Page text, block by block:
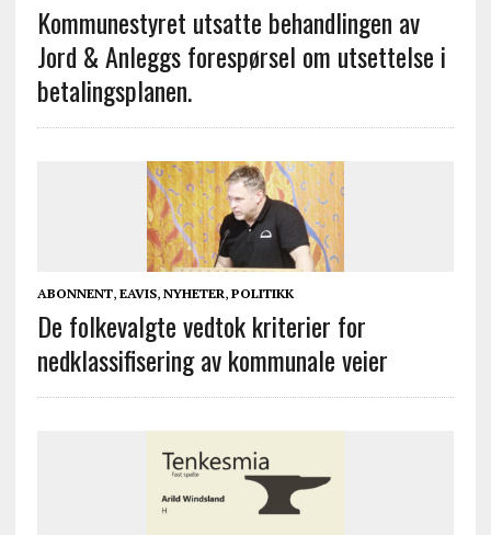
Kommunestyret utsatte behandlingen av
Jord & Anleggs forespørsel om utsettelse i
betalingsplanen.
ABONNENT, EAVIS, NYHETER, POLITIKK
De folkevalgte vedtok kriterier for
nedklassifisering av kommunale veier